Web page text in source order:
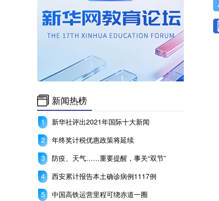
新闻热榜
新华社评出2021年国际十大新闻
年终奖计税优惠政策将延续
防疫、天气……重要提醒，事关“双节”
西安累计报告本土确诊病例1117例
中国高铁运营里程可绕赤道一圈